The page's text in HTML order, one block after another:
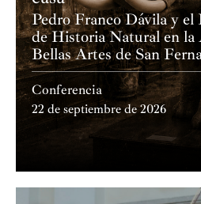
Pedro Franco Dávila y el
de Historia Natural en la
Bellas Artes de San
Conferencia
22 de septiembre de 2026